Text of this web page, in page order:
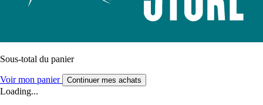
Sous-total du panier
Voir mon panier Continuer mes achats
Loading...